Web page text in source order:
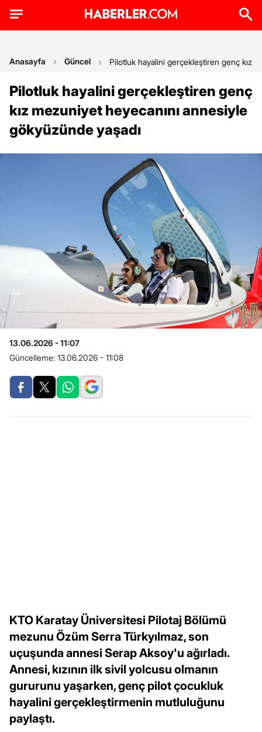
Anasayfa Güncel Pilotluk hayalini gerçekleştiren genç kız
Pilotluk hayalini gerçekleştiren genç
kız mezuniyet heyecanını annesiyle
gökyüzünde yaşadı
13.06.2026 - 11:07
Güncelleme: 13.06.2026 - 11:08
KTO Karatay Üniversitesi Pilotaj Bölümü
mezunu Özüm Serra Türkyılmaz, son
uçuşunda annesi Serap Aksoy'u ağırladı.
Annesi, kızının ilk sivil yolcusu olmanın
gururunu yaşarken, genç pilot çocukluk
hayalini gerçekleştirmenin mutluluğunu
paylaştı.